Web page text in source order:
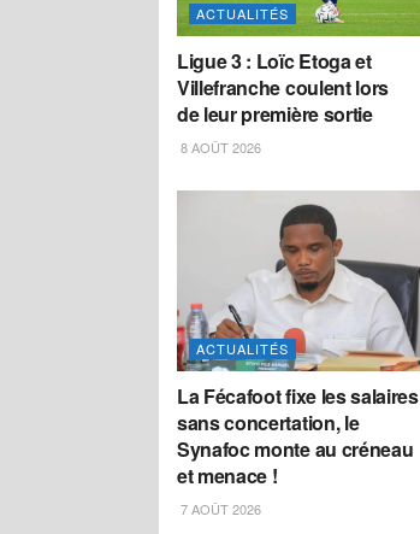
ACTUALITÉS
Ligue 3 : Loïc Etoga et
Villefranche coulent lors
de leur première sortie
8 AOÛT 2026
ACTUALITÉS
La Fécafoot fixe les salaires
sans concertation, le
Synafoc monte au créneau
et menace !
7 AOÛT 2026